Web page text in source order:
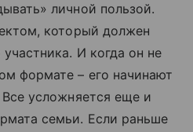
личной пользой.
который должен
И когда он не
формате – его начинают
усложняется еще и
семьи. Если раньше